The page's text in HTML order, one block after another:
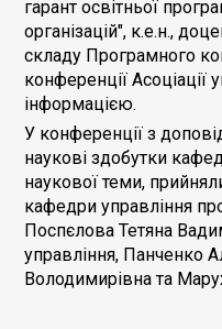
гарант освітньої
організацій", к.е.н.,
складу Програмного
конференції Асоціації
інформацією.
У конференції з
наукові здобутки
наукової теми,
кафедри управління
Поспєлова Тетяна
управління, Панченко
Володимирівна та